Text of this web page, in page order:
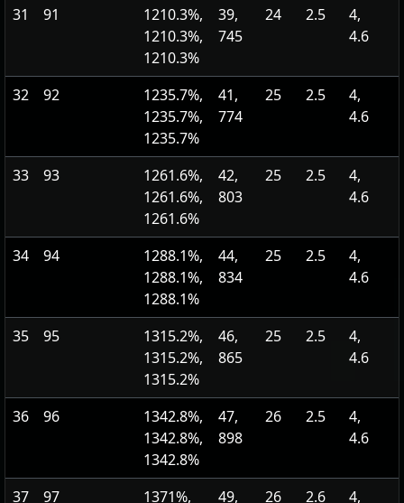
31 91
1210.3%,
1210.3%,
1210.3%
39,
745
24 2.5
4,
4.6
32 92
1235.7%,
1235.7%,
1235.7%
41,
774
25 2.5
4,
4.6
33 93
1261.6%,
1261.6%,
1261.6%
42,
803
25 2.5
4,
4.6
34 94
1288.1%,
1288.1%,
1288.1%
44,
834
25 2.5
4,
4.6
35 95
1315.2%,
1315.2%,
1315.2%
46,
865
25 2.5
4,
4.6
36 96
1342.8%,
1342.8%,
1342.8%
47,
898
26 2.5
4,
4.6
37 97
1371%,
49,
26 2.6
4,